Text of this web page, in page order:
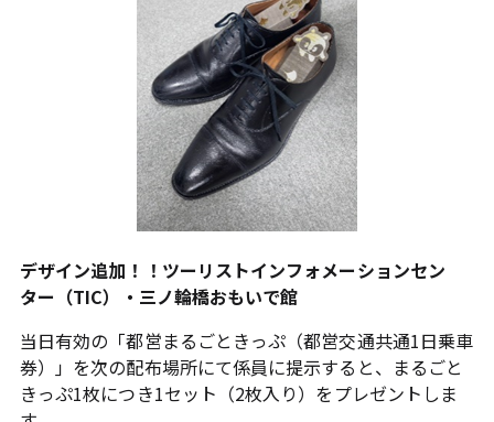
デザイン追加！！ツーリストインフォメーションセン
ター（TIC）・三ノ輪橋おもいで館
当日有効の「都営まるごときっぷ（都営交通共通1日乗車
券）」を次の配布場所にて係員に提示すると、まるごと
きっぷ1枚につき1セット（2枚入り）をプレゼントしま